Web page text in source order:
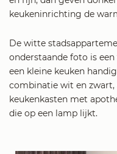
keukeninrichting de
De witte
onderstaande foto is
een kleine keuken
combinatie wit en zwart,
keukenkasten met
die op een lamp lijkt.